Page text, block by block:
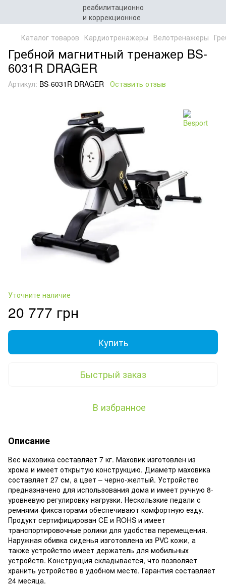
Каталог товаров Кардиотренажеры Велотренажеры
Гребной магнитный тренажер BS-
6031R DRAGER
Артикул: BS-6031R DRAGER Оставить отзыв
Уточните наличие
20 777 грн
Купить
Быстрый заказ
В избранное
Описание
Вес маховика составляет 7 кг. Маховик изготовлен из
хрома и имеет открытую конструкцию. Диаметр маховика
составляет 27 см, а цвет – черно-желтый. Устройство
предназначено для использования дома и имеет ручную 8-
уровневую регулировку нагрузки. Нескользкие педали с
ремнями-фиксаторами обеспечивают комфортную езду.
Продукт сертифицирован CE и ROHS и имеет
транспортировочные ролики для удобства перемещения.
Наружная обивка сиденья изготовлена из PVC кожи, а
также устройство имеет держатель для мобильных
устройств. Конструкция складывается, что позволяет
хранить устройство в удобном месте. Гарантия составляет
24 месяца.